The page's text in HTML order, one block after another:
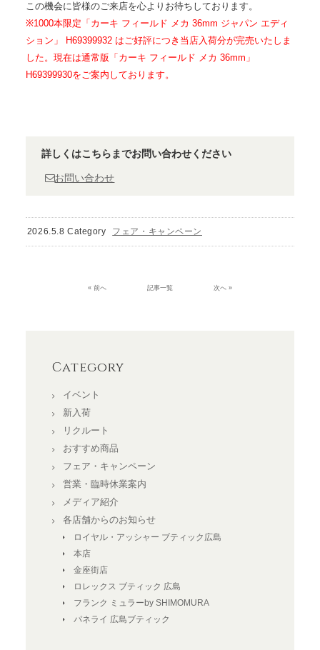
この機会に皆様のご来店を心よりお待ちしております。
※1000本限定「カーキ フィールド メカ 36mm ジャパン エディ
ション」 H69399932 はご好評につき当店入荷分が完売いたしま
した。 現在は通常版「カーキ フィールド メカ 36mm」
H69399930をご案内しております。
詳しくはこちらまでお問い合わせください
お問い合わせ
2026.5.8 Category フェア・キャンペーン
« 前へ 記事一覧 次へ »
Category
イベント
新入荷
リクルート
おすすめ商品
フェア・キャンペーン
営業・臨時休業案内
メディア紹介
各店舗からのお知らせ
ロイヤル・アッシャー ブティック広島
本店
金座街店
ロレックス ブティック 広島
フランク ミュラーby SHIMOMURA
パネライ 広島ブティック